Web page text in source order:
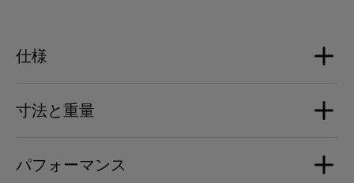
仕様
ラウドスピーカー
2 x アルミニウム低音ドライバー
寸法と重量
寸法
パフォーマンス